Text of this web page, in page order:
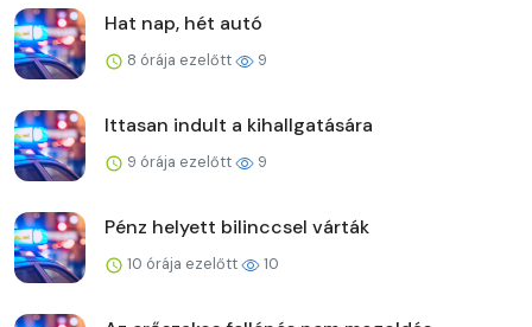
Hat nap, hét autó
8 órája ezelőtt 9
Ittasan indult a kihallgatására
9 órája ezelőtt 9
Pénz helyett bilinccsel várták
10 órája ezelőtt 10